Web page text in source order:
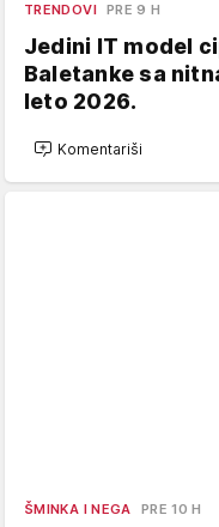
TRENDOVI PRE 9 H
Jedini IT model
Baletanke sa
leto 2026.
Komentariši
ŠMINKA I NEGA PRE 10 H